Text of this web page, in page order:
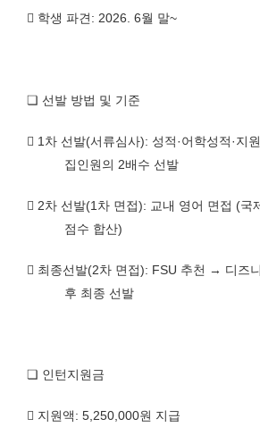
 학생 파견: 2026. 6월 말~
❏ 선발 방법 및 기준
 1차 선발(서류심사): 성적·어학성적·지
집인원의 2배수 선발
 2차 선발(1차 면접): 교내 영어 면접 (국
점수 합산)
 최종선발(2차 면접): FSU 추천 → 디즈
후 최종 선발
❏ 인턴지원금
 지원액: 5,250,000원 지급